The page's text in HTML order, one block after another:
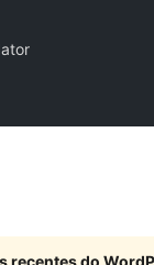
recentes do